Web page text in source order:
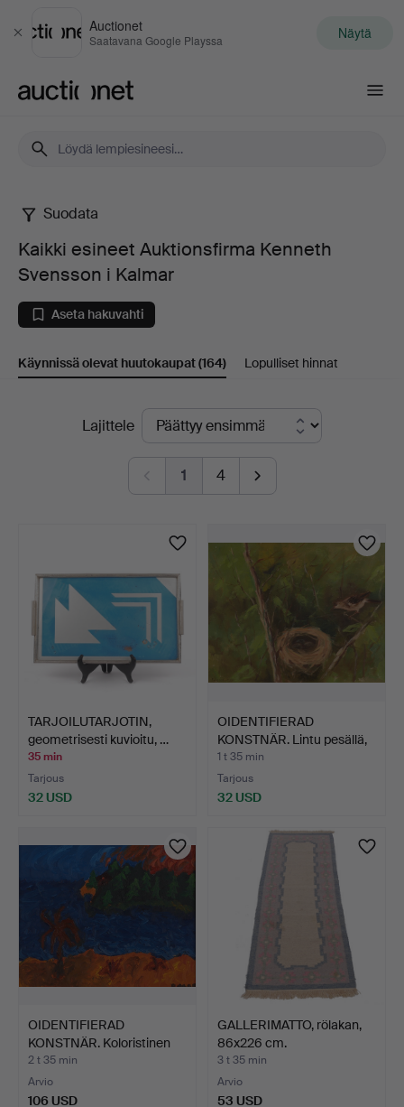
Sulje
Auctionet
Saatavana Google Playssa Näytä
Kaikki
esineet
Auktionsfirma
Kenneth
Suodata
Kaikki esineet Auktionsfirma Kenneth
Svensson i Kalmar
Aseta hakuvahti
Käynnissä olevat huutokaupat(164) Lopulliset hinnat
Käynnissä
huutokaupat
Lajittele
1 4
TARJOILUTARJOTIN,
geometrisesti kuvioitu, …
35 min
Tarjous
32 USD
OIDENTIFIERAD
KONSTNÄR. Lintu pesällä,
ölj…
1 t 35 min
Tarjous
32 USD
OIDENTIFIERAD
KONSTNÄR. Koloristinen
maise…
2 t 35 min
Arvio
106 USD
GALLERIMATTO, rölakan,
86x226 cm.
3 t 35 min
Arvio
53 USD